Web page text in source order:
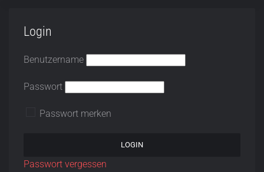
Login
Benutzername
Passwort
Passwort merken
Passwort vergessen